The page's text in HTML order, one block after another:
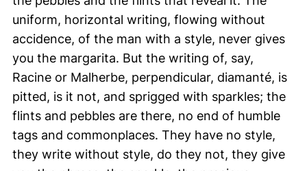
uniform, horizontal writing, flowing without
accidence, of the man with a style, never gives
you the margarita. But the writing of, say,
Racine or Malherbe, perpendicular, diamanté, is
pitted, is it not, and sprigged with sparkles; the
flints and pebbles are there, no end of humble
tags and commonplaces. They have no style,
they write without style, do they not, they give